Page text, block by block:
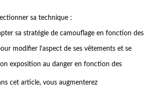
sa technique :
sa stratégie de camouflage en fonction des
modifier l’aspect de ses vêtements et se
exposition au danger en fonction des
cet article, vous augmenterez